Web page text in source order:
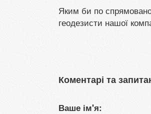
Яким би по
геодезисти нашої
Коментарі та
Ваше ім'я: